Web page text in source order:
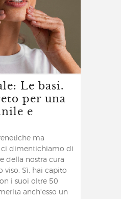
Le basi.
per una
e
ma
ci dimentichiamo di
della nostra cura
viso. Sì, hai capito
i suoi oltre 50
anch'esso un